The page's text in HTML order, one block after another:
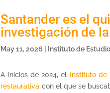
Santander es el
investigación de la
May 11, 2026 Instituto de
A inicios de 2024, el Instituto de
restaurativa con el que se